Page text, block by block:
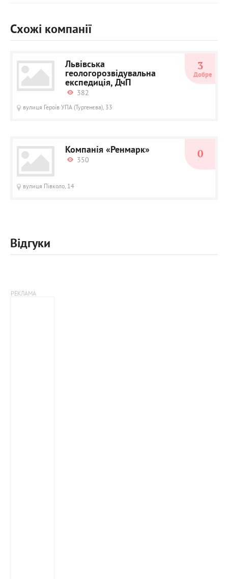
Схожі компанії
Львівська
геологорозвідувальна
експедиція, ДчП
382
вулиця Героїв УПА (Тургенєва), 33
3
Добре
Компанія «Ренмарк»
350
вулиця Півколо, 14
0
Відгуки